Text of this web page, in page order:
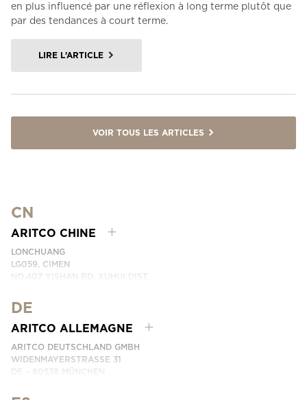
en plus influencé par une réflexion à long terme plutôt que
par des tendances à court terme.
LIRE L’ARTICLE
VOIR TOUS LES ARTICLES
CN
ARITCO CHINE
LONCHUANG
LG059, CIMEN
NO.407 YISHAN RD, XUHUI DIST.
EMAIL:
NUMÉRO DE TÉLÉPHONE: +86 400 6233 121
DE
ARITCO ALLEMAGNE
ARITCO DEUTSCHLAND GMBH
WIDENMAYERSTRASSE 31
DE – 80538 MÜNCHEN